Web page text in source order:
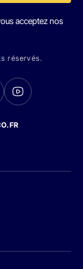
acceptez nos
réservés.